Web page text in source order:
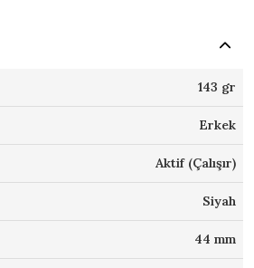
143 gr
Erkek
Aktif (Çalışır)
Siyah
44 mm